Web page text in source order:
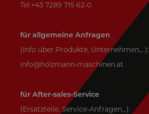
Tel:+43 7289 715 62-0
für allgemeine Anfragen
(Info über Produkte, Unternehmen,...):
info@holzmann-maschinen.at
für After-sales-Service
(Ersatzteile, Service-Anfragen,..):